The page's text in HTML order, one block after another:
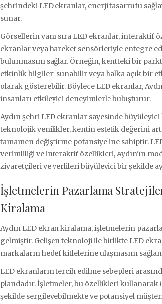
şehrindeki LED ekranlar, enerji tasarrufu
sunar.
Görsellerin yanı sıra LED ekranlar, interaktif
ekranlar veya hareket sensörleriyle entegre
bulunmasını sağlar. Örneğin, kentteki bir
etkinlik bilgileri sunabilir veya halka açık bir
olarak gösterebilir. Böylece LED ekranlar,
insanları etkileyici deneyimlerle buluşturur.
Aydın şehri LED ekranlar sayesinde
teknolojik yenilikler, kentin estetik değerini
tamamen değiştirme potansiyeline sahiptir.
verimliliği ve interaktif özellikleri, Aydın'ın
ziyaretçileri ve yerlileri büyüleyici bir şekilde
İşletmelerin Pazarlama
Kiralama
Aydın LED ekran kiralama, işletmelerin
gelmiştir. Gelişen teknoloji ile birlikte LED
markaların hedef kitlelerine ulaşmasını
LED ekranların tercih edilme sebepleri
plandadır. İşletmeler, bu özellikleri
şekilde sergileyebilmekte ve potansiyel